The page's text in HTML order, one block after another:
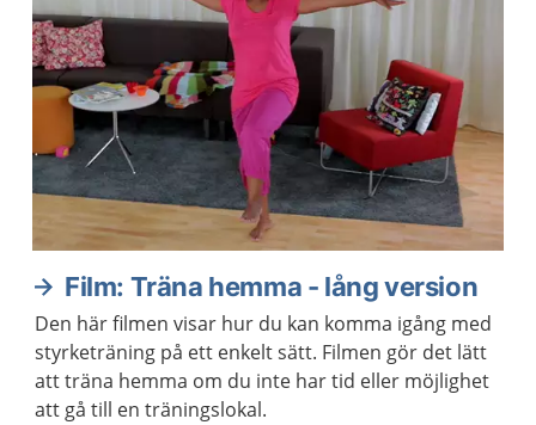
Film: Träna hemma - lång version
Den här filmen visar hur du kan komma igång med
styrketräning på ett enkelt sätt. Filmen gör det lätt
att träna hemma om du inte har tid eller möjlighet
att gå till en träningslokal.